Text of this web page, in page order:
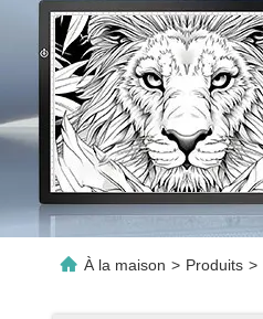
À la maison > Produits >